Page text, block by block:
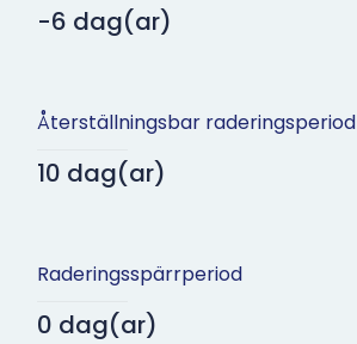
-6 dag(ar)
Återställningsbar raderingsperiod
10 dag(ar)
Raderingsspärrperiod
0 dag(ar)